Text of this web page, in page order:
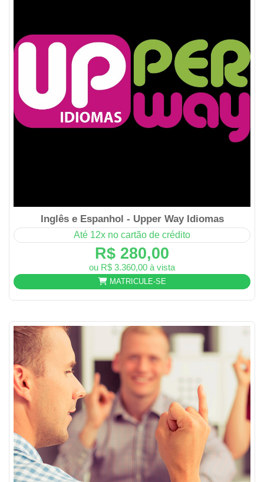
Inglês e Espanhol - Upper Way Idiomas
Até 12x no cartão de crédito
R$ 280,00
ou R$ 3.360,00 à vista
MATRICULE-SE